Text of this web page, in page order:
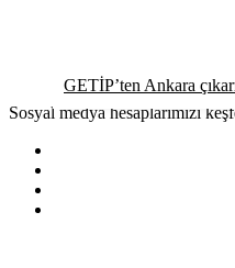
GETİP’ten Ankara
Sosyal medya hesaplarımızı